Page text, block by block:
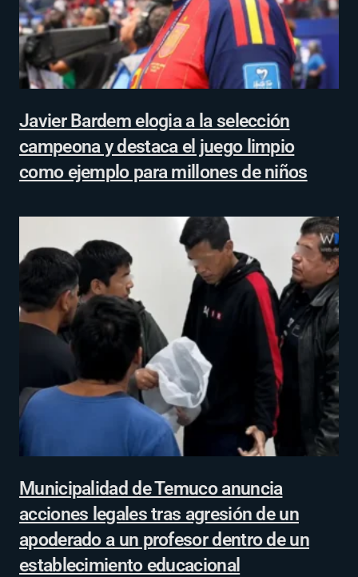
Javier Bardem elogia a la selección
campeona y destaca el juego limpio
como ejemplo para millones de niños
Municipalidad de Temuco anuncia
acciones legales tras agresión de un
apoderado a un profesor dentro de un
establecimiento educacional